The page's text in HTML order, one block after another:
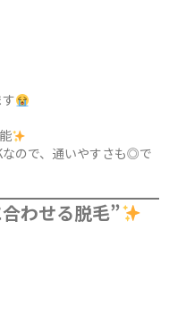
ので、通いやすさも◎で
わせる脱毛”